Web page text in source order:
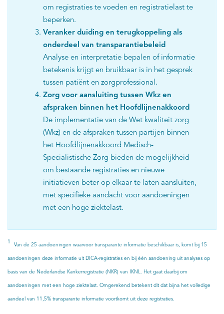
om registraties te voeden en registratielast te
beperken.
Veranker duiding en terugkoppeling als
onderdeel van transparantiebeleid
Analyse en interpretatie bepalen of informatie
betekenis krijgt en bruikbaar is in het gesprek
tussen patiënt en zorgprofessional.
Zorg voor aansluiting tussen Wkz en
afspraken binnen het Hoofdlijnenakkoord
De implementatie van de Wet kwaliteit zorg
(Wkz) en de afspraken tussen partijen binnen
het Hoofdlijnenakkoord Medisch-
Specialistische Zorg bieden de mogelijkheid
om bestaande registraties en nieuwe
initiatieven beter op elkaar te laten aansluiten,
met specifieke aandacht voor aandoeningen
met een hoge ziektelast.
1
Van de 25 aandoeningen waarvoor transparante informatie beschikbaar is, komt bij 15
aandoeningen deze informatie uit DICA-registraties en bij één aandoening uit analyses op
basis van de Nederlandse Kankerregistratie (NKR) van IKNL. Het gaat daarbij om
aandoeningen met een hoge ziektelast. Omgerekend betekent dit dat bijna het volledige
aandeel van 11,5% transparante informatie voortkomt uit deze registraties.